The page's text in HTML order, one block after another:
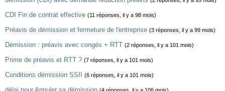
CDI Fin de contrat effective (11 réponses, il y a 98 mois)
Préavis de démission et fermeture de l'entreprise (3 réponses, il y a 99 mois)
Démission : préavis avec congés + RTT (2 réponses, il y a 101 mois)
Prime de préavis et RTT ? (7 réponses, il y a 101 mois)
Conditions démission SSII (6 réponses, il y a 101 mois)